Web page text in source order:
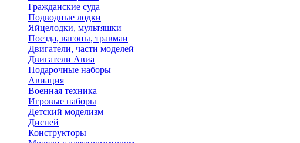
Гражданские суда
Подводные лодки
Яйцелодки, мультяшки
Поезда, вагоны, травмаи
Двигатели, части моделей
Двигатели Авиа
Подарочные наборы
Авиация
Военная техника
Игровые наборы
Детский моделизм
Дисней
Конструкторы